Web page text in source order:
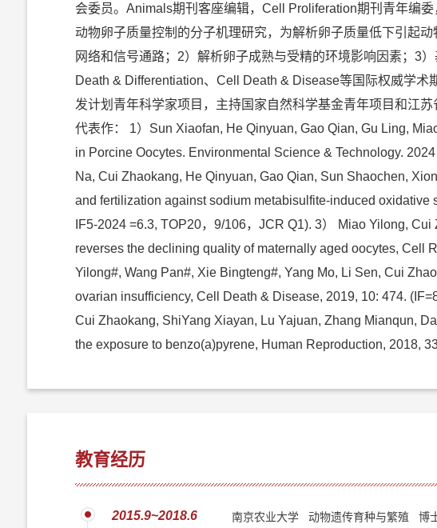
会委员。Animals期刊客座编辑，Cell Proliferation期刊青年编
动物卵子质量控制的分子机理研究，为解析卵子质量低下引起
网络和信号通路；2）解析卵子成熟与受精的环境影响因素；3
Death & Differentiation、Cell Death & Disease等国际权威学
发计划青年科学家项目，主持国家自然科学基金青年项目和江
代表作： 1）Sun Xiaofan, He Qinyuan, Gao Qian, Gu Ling,
in Porcine Oocytes. Environmental Science & Technology.
Na, Cui Zhaokang, He Qinyuan, Gao Qian, Sun Shaochen,
and fertilization against sodium metabisulfite-induced
IF5-2024 =6.3, TOP20，9/106，JCR Q1). 3） Miao Yilong,
reverses the declining quality of maternally aged oocytes, Cell
Yilong#, Wang Pan#, Xie Bingteng#, Yang Mo, Li Sen, Cui
ovarian insufficiency, Cell Death & Disease, 2019, 10: 474.
Cui Zhaokang, ShiYang Xiayan, Lu Yajuan, Zhang Mianqun,
the exposure to benzo(a)pyrene, Human Reproduction, 2018,
教育经历
2015.9~2018.6
南京农业大学 动物遗传育种与繁殖 博